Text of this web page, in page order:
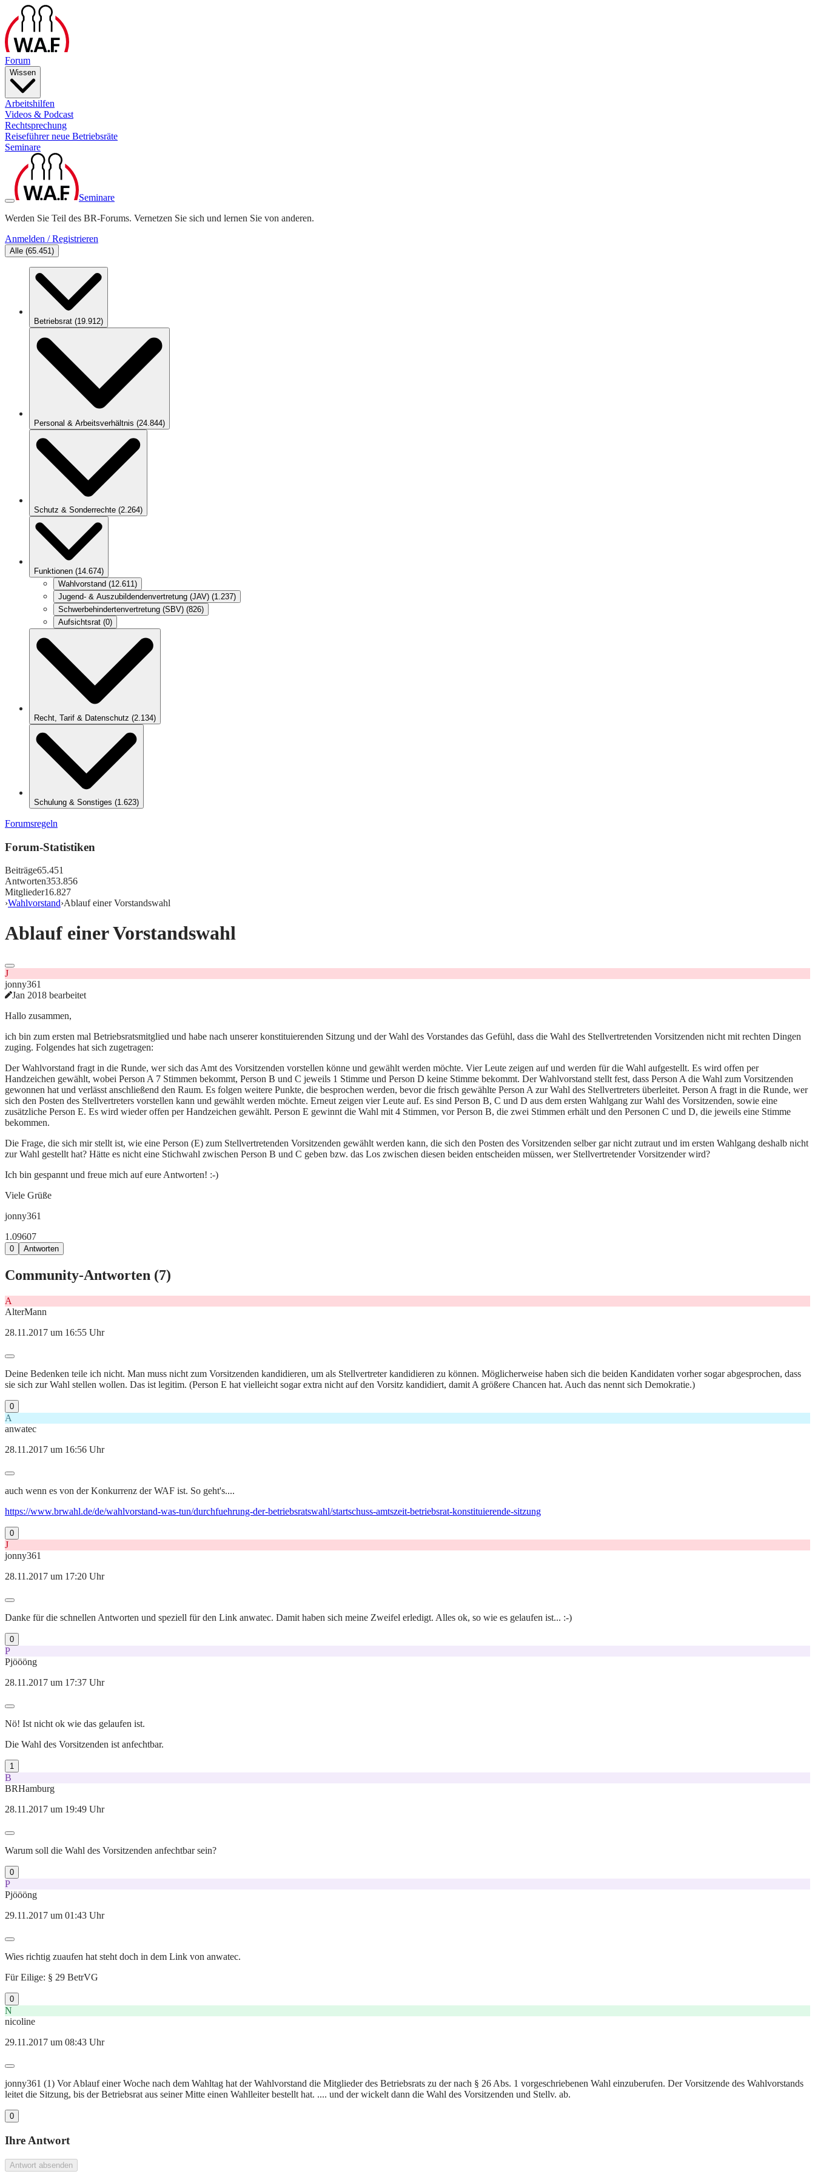
Forum
Wissen
Arbeitshilfen
Videos & Podcast
Rechtsprechung
Reiseführer neue Betriebsräte
Seminare
Seminare
Werden Sie Teil des BR-Forums. Vernetzen Sie sich und lernen Sie von anderen.
Anmelden / Registrieren
Alle (65.451)
Betriebsrat (19.912)
Personal & Arbeitsverhältnis (24.844)
Schutz & Sonderrechte (2.264)
Funktionen (14.674)
Wahlvorstand (12.611)
Jugend- & Auszubildendenvertretung (JAV) (1.237)
Schwerbehindertenvertretung (SBV) (826)
Aufsichtsrat (0)
Recht, Tarif & Datenschutz (2.134)
Schulung & Sonstiges (1.623)
Forumsregeln
Forum-Statistiken
Beiträge65.451
Antworten353.856
Mitglieder16.827
›Wahlvorstand›Ablauf einer Vorstandswahl
Ablauf einer Vorstandswahl
J
jonny361
Jan 2018 bearbeitet
Hallo zusammen,
ich bin zum ersten mal Betriebsratsmitglied und habe nach unserer konstituierenden Sitzung und der Wahl des Vorstandes das Gefühl, dass die Wahl des Stellvertretenden Vorsitzenden nicht mit rechten Dingen
zuging. Folgendes hat sich zugetragen:
Der Wahlvorstand fragt in die Runde, wer sich das Amt des Vorsitzenden vorstellen könne und gewählt werden möchte. Vier Leute zeigen auf und werden für die Wahl aufgestellt. Es wird offen per
Handzeichen gewählt, wobei Person A 7 Stimmen bekommt, Person B und C jeweils 1 Stimme und Person D keine Stimme bekommt. Der Wahlvorstand stellt fest, dass Person A die Wahl zum Vorsitzenden
gewonnen hat und verlässt anschließend den Raum. Es folgen weitere Punkte, die besprochen werden, bevor die frisch gewählte Person A zur Wahl des Stellvertreters überleitet. Person A fragt in die Runde, wer
sich den Posten des Stellvertreters vorstellen kann und gewählt werden möchte. Erneut zeigen vier Leute auf. Es sind Person B, C und D aus dem ersten Wahlgang zur Wahl des Vorsitzenden, sowie eine
zusätzliche Person E. Es wird wieder offen per Handzeichen gewählt. Person E gewinnt die Wahl mit 4 Stimmen, vor Person B, die zwei Stimmen erhält und den Personen C und D, die jeweils eine Stimme
bekommen.
Die Frage, die sich mir stellt ist, wie eine Person (E) zum Stellvertretenden Vorsitzenden gewählt werden kann, die sich den Posten des Vorsitzenden selber gar nicht zutraut und im ersten Wahlgang deshalb nicht
zur Wahl gestellt hat? Hätte es nicht eine Stichwahl zwischen Person B und C geben bzw. das Los zwischen diesen beiden entscheiden müssen, wer Stellvertretender Vorsitzender wird?
Ich bin gespannt und freue mich auf eure Antworten! :-)
Viele Grüße
jonny361
1.09607
0 Antworten
Community-Antworten (7)
A
AlterMann
28.11.2017 um 16:55 Uhr
Deine Bedenken teile ich nicht. Man muss nicht zum Vorsitzenden kandidieren, um als Stellvertreter kandidieren zu können. Möglicherweise haben sich die beiden Kandidaten vorher sogar abgesprochen, dass
sie sich zur Wahl stellen wollen. Das ist legitim. (Person E hat vielleicht sogar extra nicht auf den Vorsitz kandidiert, damit A größere Chancen hat. Auch das nennt sich Demokratie.)
0
A
anwatec
28.11.2017 um 16:56 Uhr
auch wenn es von der Konkurrenz der WAF ist. So geht's....
https://www.brwahl.de/de/wahlvorstand-was-tun/durchfuehrung-der-betriebsratswahl/startschuss-amtszeit-betriebsrat-konstituierende-sitzung
0
J
jonny361
28.11.2017 um 17:20 Uhr
Danke für die schnellen Antworten und speziell für den Link anwatec. Damit haben sich meine Zweifel erledigt. Alles ok, so wie es gelaufen ist... :-)
0
P
Pjöööng
28.11.2017 um 17:37 Uhr
Nö! Ist nicht ok wie das gelaufen ist.
Die Wahl des Vorsitzenden ist anfechtbar.
1
B
BRHamburg
28.11.2017 um 19:49 Uhr
Warum soll die Wahl des Vorsitzenden anfechtbar sein?
0
P
Pjöööng
29.11.2017 um 01:43 Uhr
Wies richtig zuaufen hat steht doch in dem Link von anwatec.
Für Eilige: § 29 BetrVG
0
N
nicoline
29.11.2017 um 08:43 Uhr
jonny361 (1) Vor Ablauf einer Woche nach dem Wahltag hat der Wahlvorstand die Mitglieder des Betriebsrats zu der nach § 26 Abs. 1 vorgeschriebenen Wahl einzuberufen. Der Vorsitzende des Wahlvorstands
leitet die Sitzung, bis der Betriebsrat aus seiner Mitte einen Wahlleiter bestellt hat. .... und der wickelt dann die Wahl des Vorsitzenden und Stellv. ab.
0
Ihre Antwort
Antwort absenden